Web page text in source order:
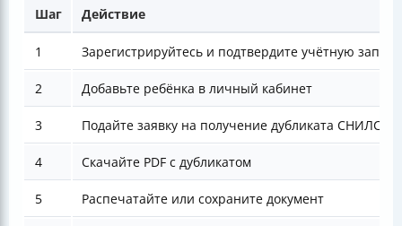
Шаг Действие
1 Зарегистрируйтесь и подтвердите учётную запись
2 Добавьте ребёнка в личный кабинет
3 Подайте заявку на получение дубликата СНИЛС
4 Скачайте PDF с дубликатом
5 Распечатайте или сохраните документ